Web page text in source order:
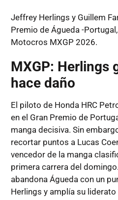
Jeffrey Herlings y Guillem
Premio de Águeda -
Motocros MXGP 2026.
MXGP: Herlings
hace daño
El piloto de Honda HRC
en el Gran Premio de
manga decisiva. Sin
recortar puntos a Lucas
vencedor de la manga
primera carrera del
abandona Águeda con un
Herlings y amplía su